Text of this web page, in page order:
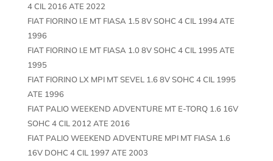
4 CIL 2016 ATE 2022
FIAT FIORINO I.E MT FIASA 1.5 8V SOHC 4 CIL 1994 ATE
1996
FIAT FIORINO I.E MT FIASA 1.0 8V SOHC 4 CIL 1995 ATE
1995
FIAT FIORINO LX MPI MT SEVEL 1.6 8V SOHC 4 CIL 1995
ATE 1996
FIAT PALIO WEEKEND ADVENTURE MT E-TORQ 1.6 16V
SOHC 4 CIL 2012 ATE 2016
FIAT PALIO WEEKEND ADVENTURE MPI MT FIASA 1.6
16V DOHC 4 CIL 1997 ATE 2003